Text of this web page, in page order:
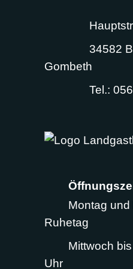
34582
Gombeth
Tel.:
Montag und
Ruhetag
Mittwoch bis
Uhr